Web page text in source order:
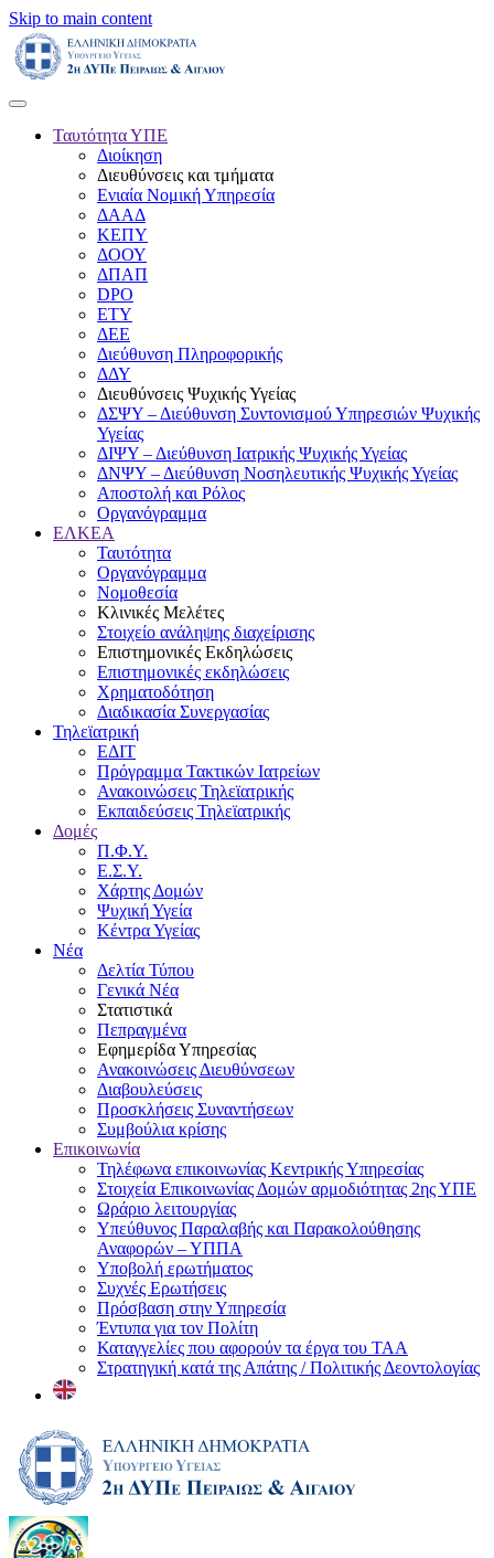
Skip to main content
Ταυτότητα ΥΠΕ
Διοίκηση
Διευθύνσεις και τμήματα
Ενιαία Νομική Υπηρεσία
ΔΑΑΔ
ΚΕΠΥ
ΔΟΟΥ
ΔΠΑΠ
DPO
ΕΤΥ
ΔΕΕ
Διεύθυνση Πληροφορικής
ΔΔΥ
Διευθύνσεις Ψυχικής Υγείας
ΔΣΨΥ – Διεύθυνση Συντονισμού Υπηρεσιών Ψυχικής
Υγείας
ΔΙΨΥ – Διεύθυνση Ιατρικής Ψυχικής Υγείας
ΔΝΨΥ – Διεύθυνση Νοσηλευτικής Ψυχικής Υγείας
Αποστολή και Ρόλος
Οργανόγραμμα
ΕΛΚΕΑ
Ταυτότητα
Οργανόγραμμα
Νομοθεσία
Κλινικές Μελέτες
Στοιχείο ανάληψης διαχείρισης
Επιστημονικές Εκδηλώσεις
Επιστημονικές εκδηλώσεις
Χρηματοδότηση
Διαδικασία Συνεργασίας
Τηλεϊατρική
ΕΔΙΤ
Πρόγραμμα Τακτικών Ιατρείων
Ανακοινώσεις Τηλεϊατρικής
Εκπαιδεύσεις Τηλεϊατρικής
Δομές
Π.Φ.Υ.
Ε.Σ.Υ.
Χάρτης Δομών
Ψυχική Υγεία
Κέντρα Υγείας
Νέα
Δελτία Τύπου
Γενικά Νέα
Στατιστικά
Πεπραγμένα
Εφημερίδα Υπηρεσίας
Ανακοινώσεις Διευθύνσεων
Διαβουλεύσεις
Προσκλήσεις Συναντήσεων
Συμβούλια κρίσης
Επικοινωνία
Τηλέφωνα επικοινωνίας Κεντρικής Υπηρεσίας
Στοιχεία Επικοινωνίας Δομών αρμοδιότητας 2ης ΥΠΕ
Ωράριο λειτουργίας
Υπεύθυνος Παραλαβής και Παρακολούθησης
Αναφορών – ΥΠΠΑ
Υποβολή ερωτήματος
Συχνές Ερωτήσεις
Πρόσβαση στην Υπηρεσία
Έντυπα για τον Πολίτη
Καταγγελίες που αφορούν τα έργα του ΤΑΑ
Στρατηγική κατά της Απάτης / Πολιτικής Δεοντολογίας